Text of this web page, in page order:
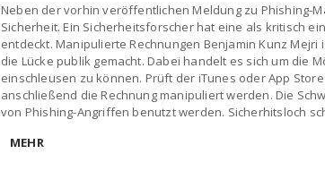
Neben der vorhin veröffentlichen Meldung zu Phishing-
Sicherheit. Ein Sicherheitsforscher hat eine als kritisch
entdeckt. Manipulierte Rechnungen Benjamin Kunz
die Lücke publik gemacht. Dabei handelt es sich um die
einschleusen zu können. Prüft der iTunes oder App
anschließend die Rechnung manipuliert werden. Die
von Phishing-Angriffen benutzt werden. Sicherhitsloch
MEHR